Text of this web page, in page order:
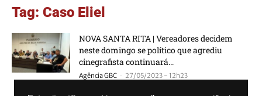
Tag: Caso Eliel
NOVA SANTA RITA | Vereadores decidem
neste domingo se político que agrediu
cinegrafista continuará...
Agência GBC - 27/05/2023 - 12h23